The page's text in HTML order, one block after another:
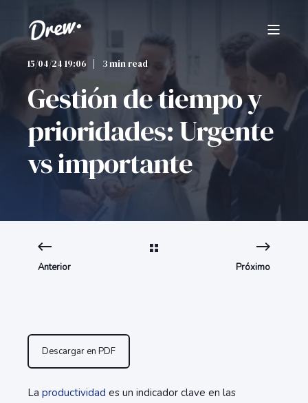
15/04/24 19:06 3 min read
Gestión de tiempo y
prioridades: Urgente
vs importante
Anterior Próximo
Descargar en PDF
La productividad es un indicador clave en las